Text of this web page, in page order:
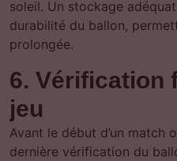
soleil. Un stockage
durabilité du ballon,
prolongée.
6. Vérification
jeu
Avant le début d’un match
dernière vérification du